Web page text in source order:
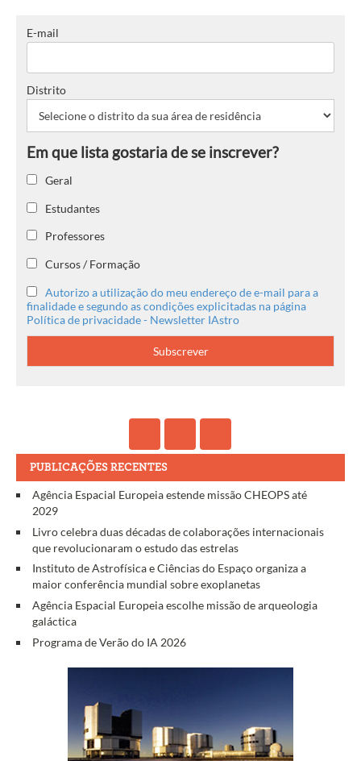
E-mail
Distrito
Geral
Estudantes
Professores
Cursos / Formação
Autorizo a utilização do meu endereço de e-mail para a
finalidade e segundo as condições explicitadas na página
Política de privacidade - Newsletter IAstro
PUBLICAÇÕES RECENTES
Agência Espacial Europeia estende missão CHEOPS até
2029
Livro celebra duas décadas de colaborações internacionais
que revolucionaram o estudo das estrelas
Instituto de Astrofísica e Ciências do Espaço organiza a
maior conferência mundial sobre exoplanetas
Agência Espacial Europeia escolhe missão de arqueologia
galáctica
Programa de Verão do IA 2026